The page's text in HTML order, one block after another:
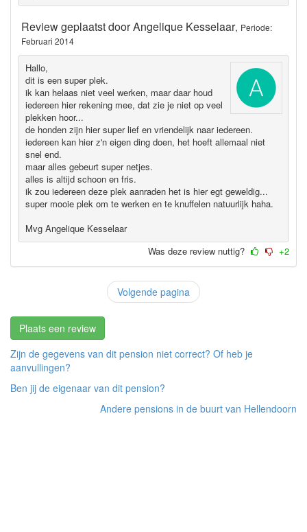
Review geplaatst doorAngelique Kesselaar, Periode:
Februari 2014
Hallo,
dit is een super plek.
ik kan helaas niet veel werken, maar daar houd
iedereen hier rekening mee, dat zie je niet op veel
plekken hoor...
de honden zijn hier super lief en vriendelijk naar iedereen.
iedereen kan hier z'n eigen ding doen, het hoeft allemaal niet
snel end.
maar alles gebeurt super netjes.
alles is altijd schoon en fris.
ik zou iedereen deze plek aanraden het is hier egt geweldig...
super mooie plek om te werken en te knuffelen natuurlijk haha.
Mvg Angelique Kesselaar
Was deze review nuttig? +2
Volgende pagina
Plaats een review
Zijn de gegevens van dit pension niet correct? Of heb je
aanvullingen?
Ben jij de eigenaar van dit pension?
Andere pensions in de buurt van Hellendoorn